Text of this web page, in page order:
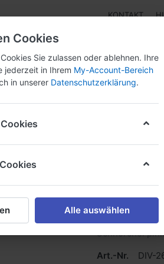
KONTAKT
Schnäppchenecke
Schnorchel
Art.-Nr.
DIV-
Cookies
Sie zulassen oder ablehnen. Ihre
jederzeit in Ihrem My-Account-Bereich
in unserer Datenschutzerklärung.
Alle auswählen